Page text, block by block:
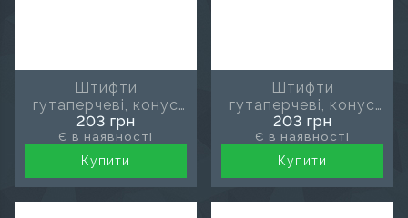
Штифти
гутаперчеві, конус
04, розмір 15-40,
MDS
203 грн
Є в наявності
Купити
Штифти
гутаперчеві, конус
04, розмір 20, MDS
203 грн
Є в наявності
Купити